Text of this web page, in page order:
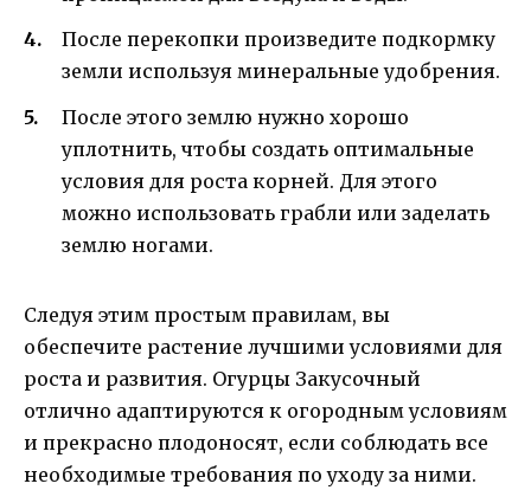
После перекопки произведите подкормку
земли используя минеральные удобрения.
После этого землю нужно хорошо
уплотнить, чтобы создать оптимальные
условия для роста корней. Для этого
можно использовать грабли или заделать
землю ногами.
Следуя этим простым правилам, вы
обеспечите растение лучшими условиями для
роста и развития. Огурцы Закусочный
отлично адаптируются к огородным условиям
и прекрасно плодоносят, если соблюдать все
необходимые требования по уходу за ними.